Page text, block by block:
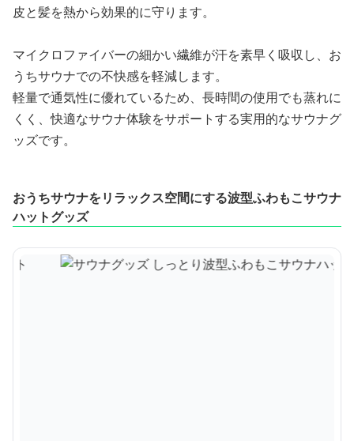
皮と髪を熱から効果的に守ります。
マイクロファイバーの細かい繊維が汗を素早く吸収し、お
うちサウナでの不快感を軽減します。
軽量で通気性に優れているため、長時間の使用でも蒸れに
くく、快適なサウナ体験をサポートする実用的なサウナグ
ッズです。
おうちサウナをリラックス空間にする波型ふわもこサウナ
ハットグッズ